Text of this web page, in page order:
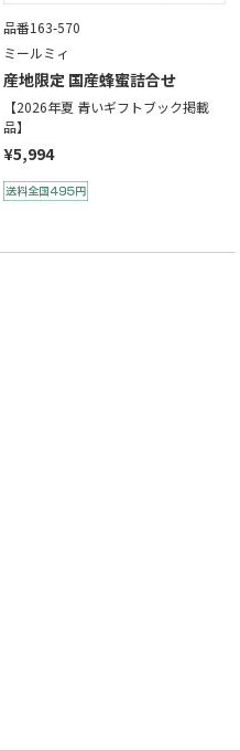
品番163-570
ミールミィ
産地限定 国産蜂蜜詰合せ
【2026年夏 青いギフトブック掲載
品】
¥5,994